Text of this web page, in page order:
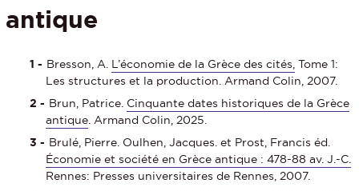
antique
Bresson, A. L’économie de la Grèce des cités, Tome 1:
Les structures et la production. Armand Colin, 2007.
Brun, Patrice. Cinquante dates historiques de la Grèce
antique. Armand Colin, 2025.
Brulé, Pierre. Oulhen, Jacques. et Prost, Francis éd.
Économie et société en Grèce antique : 478-88 av. J.-C.
Rennes: Presses universitaires de Rennes, 2007.